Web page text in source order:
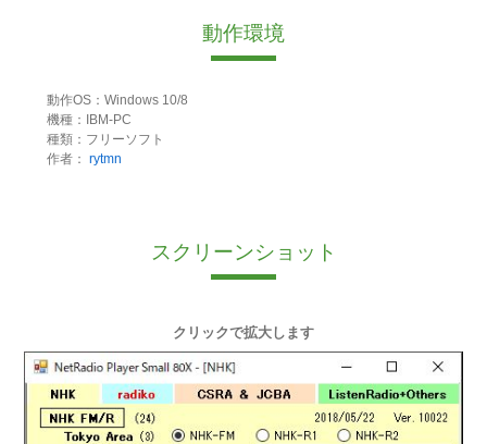
動作環境
動作OS：Windows 10/8
機種：IBM-PC
種類：フリーソフト
作者： rytmn
スクリーンショット
クリックで拡大します